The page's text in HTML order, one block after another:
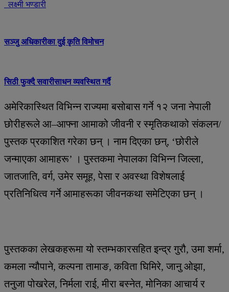
लक्ष्मी भण्डारी
सञ्जु अधिकारीका दुई कृति विमोचन
सिठी फुक्दै सवारीसाधन व्यवस्थित गर्दै
अमेरिकास्थित विभिन्न राज्यमा बसोबास गर्ने १२ जना नेपाली
छोरीहरूले आ–आफ्ना आमाको जीवनी र स्मृतिकथाको संकलन/
पुस्तक प्रकाशित गरेका छन् । नाम दिएका छन्, ‘छोरीले
जन्माएका आमाहरू’ । पुस्तकमा नेपालका विभिन्न जिल्ला,
जातजाति, वर्ग, उमेर समूह, पेसा र अवस्था विशेषलाई
प्रतिनिधित्व गर्ने आमाहरूका जीवनकथा समेटिएका छन् ।
पुस्तकका लेखकहरूमा यो स्तम्भकारसहित इन्द्र गुरौ, उमा शर्मा,
कमला न्यौपाने, कल्पना तामाङ, कविता घिमिरे, जानु ओझा,
तनुजा पोखरेल, निर्मला राई, मीरा बस्नेत, मोनिका आचार्य र